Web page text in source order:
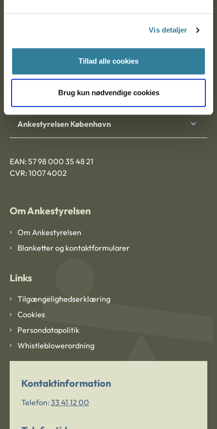
Vis detaljer
Tillad alle cookies
Brug kun nødvendige cookies
Nytorv 7, 2. sal
Ankestyrelsen Aalborg
Ankestyrelsen København
EAN: 57 98 000 35 48 21
CVR: 1007 4002
Om Ankestyrelsen
Om Ankestyrelsen
Blanketter og kontaktformularer
Links
Tilgængelighedserklæring
Cookies
Persondatapolitik
Whistleblowerordning
Kontaktinformation
Telefon: 33 41 12 00